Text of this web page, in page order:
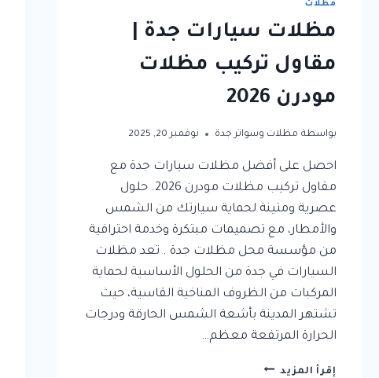
مظلات
مظلات سيارات جدة |
مقاول تركيب مظلات
مودرن 2026
بواسطة مظلات وسواتر جدة نوفمبر 20, 2025
احصل على أفضل مظلات سيارات جدة مع
مقاول تركيب مظلات مودرن 2026. حلول
عصرية ومتينة لحماية سيارتك من الشمس
والأمطار، مع تصميمات مبتكرة وخدمة احترافية
من مؤسسة محل مظلات جدة . تعد مظلات
السيارات في جدة من الحلول الأساسية لحماية
المركبات من الظروف المناخية القاسية، حيث
تشتهر المدينة بأشعة الشمس الحارقة ودرجات
الحرارة المرتفعة معظم…
إقرأ المزيد مظلات